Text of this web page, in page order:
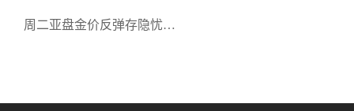
周二亚盘金价反弹存隐忧，